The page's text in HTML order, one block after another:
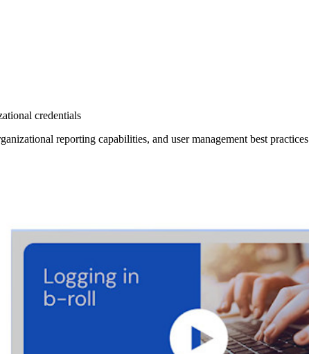
credentials
reporting capabilities, and user management best practices